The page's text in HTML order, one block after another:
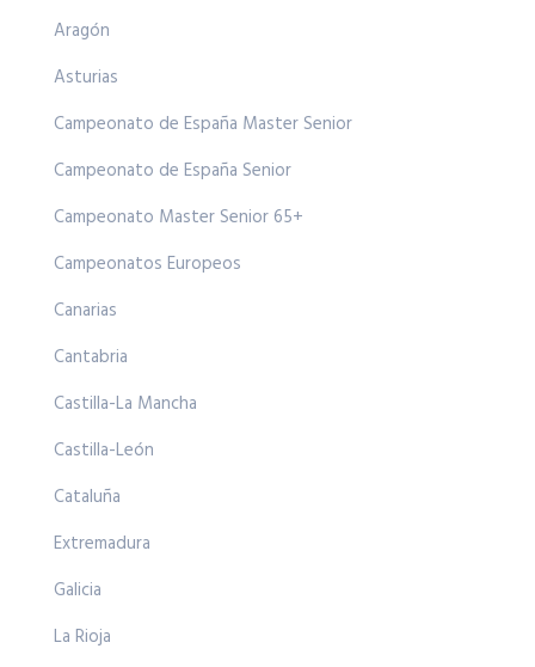
Aragón
Asturias
Campeonato de España Master Senior
Campeonato de España Senior
Campeonato Master Senior 65+
Campeonatos Europeos
Canarias
Cantabria
Castilla-La Mancha
Castilla-León
Cataluña
Extremadura
Galicia
La Rioja